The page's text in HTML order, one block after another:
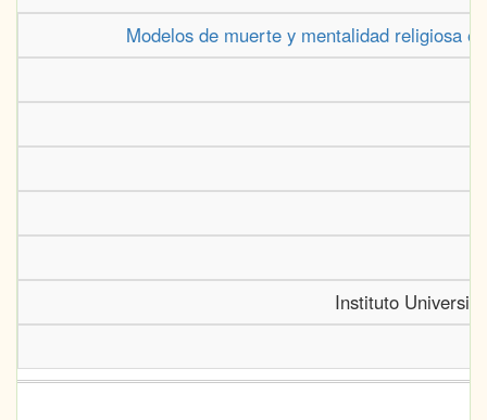
Modelos de muerte y mentalidad religiosa
Instituto